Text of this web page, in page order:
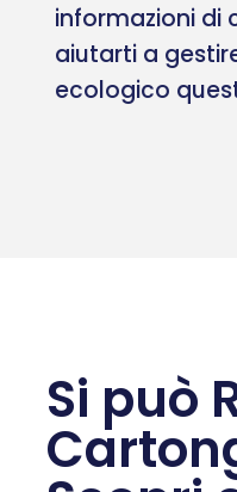
informazioni di
aiutarti a
ecologico
Si può